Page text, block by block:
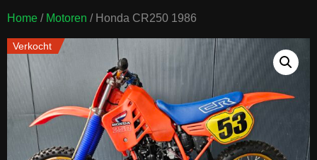
Home / Motoren / Honda CR250 1986
Verkocht